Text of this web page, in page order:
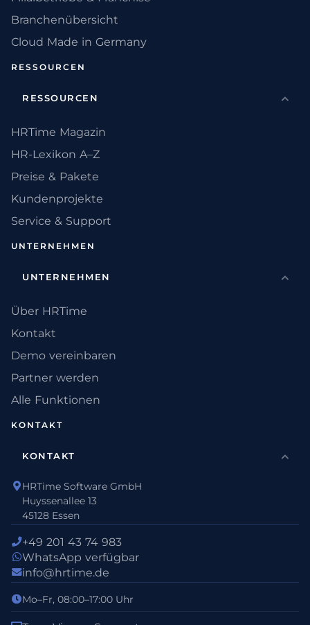
Branchenübersicht
Cloud Made in Germany
RESSOURCEN
RESSOURCEN
HRTime Magazin
HR-Lexikon A–Z
Preise & Pakete
Kundenprojekte
Service & Support
UNTERNEHMEN
UNTERNEHMEN
Über HRTime
Kontakt
Demo vereinbaren
Partner werden
Alle Funktionen
KONTAKT
KONTAKT
HRTime Software GmbH
Huyssenallee 13
45128 Essen
+49 201 43 74 983
WhatsApp verfügbar
info@hrtime.de
Mo–Fr, 08:00–17:00 Uhr